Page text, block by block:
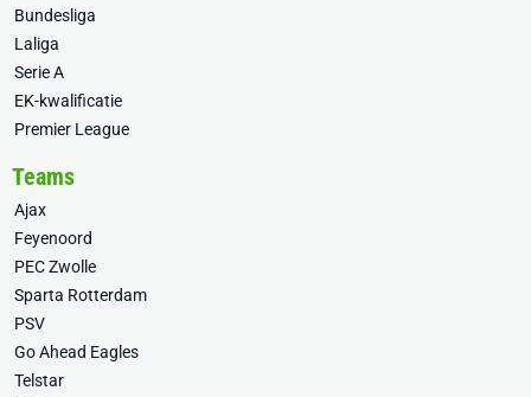
Bundesliga
Laliga
Serie A
EK-kwalificatie
Premier League
Teams
Ajax
Feyenoord
PEC Zwolle
Sparta Rotterdam
PSV
Go Ahead Eagles
Telstar